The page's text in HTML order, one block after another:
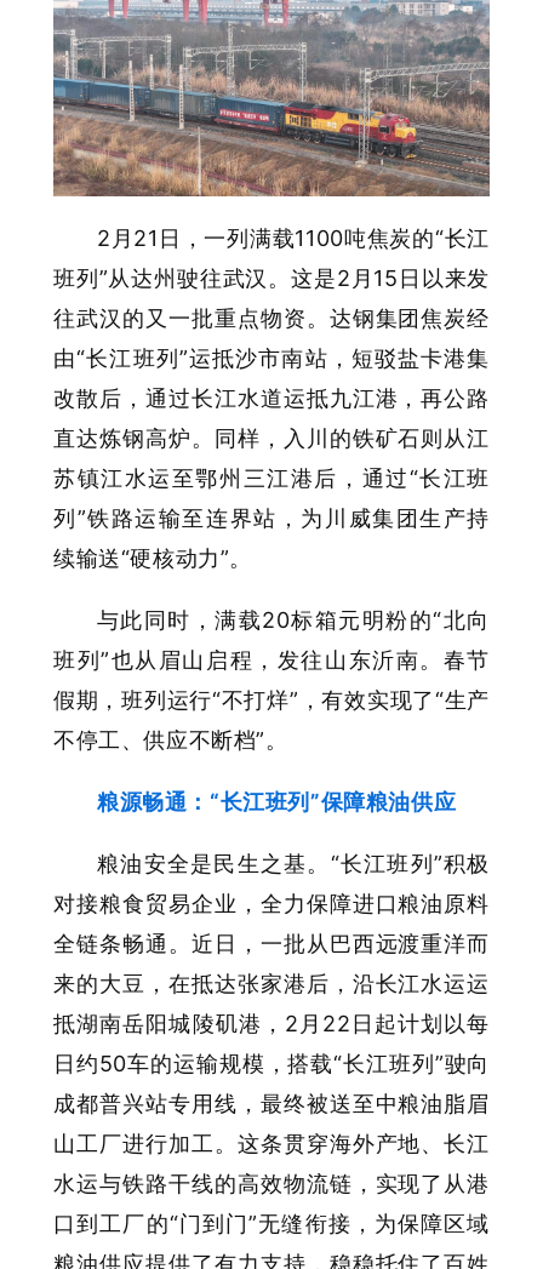
2月21日，一列满载1100吨焦炭的“长江
班列”从达州驶往武汉。这是2月15日以来发
往武汉的又一批重点物资。达钢集团焦炭经
由“长江班列”运抵沙市南站，短驳盐卡港集
改散后，通过长江水道运抵九江港，再公路
直达炼钢高炉。同样，入川的铁矿石则从江
苏镇江水运至鄂州三江港后，通过“长江班
列”铁路运输至连界站，为川威集团生产持
续输送“硬核动力”。
与此同时，满载20标箱元明粉的“北向
班列”也从眉山启程，发往山东沂南。春节
假期，班列运行“不打烊”，有效实现了“生产
不停工、供应不断档”。
粮源畅通：“长江班列”保障粮油供应
粮油安全是民生之基。“长江班列”积极
对接粮食贸易企业，全力保障进口粮油原料
全链条畅通。近日，一批从巴西远渡重洋而
来的大豆，在抵达张家港后，沿长江水运运
抵湖南岳阳城陵矶港，2月22日起计划以每
日约50车的运输规模，搭载“长江班列”驶向
成都普兴站专用线，最终被送至中粮油脂眉
山工厂进行加工。这条贯穿海外产地、长江
水运与铁路干线的高效物流链，实现了从港
口到工厂的“门到门”无缝衔接，为保障区域
粮油供应提供了有力支持，稳稳托住了百姓